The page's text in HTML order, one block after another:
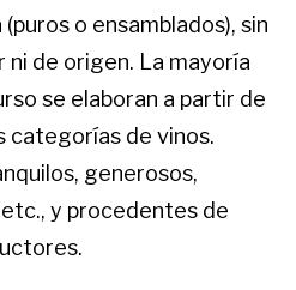
o ensamblados), sin
de origen. La mayoría
se elaboran a partir de
categorías de vinos.
generosos,
y procedentes de